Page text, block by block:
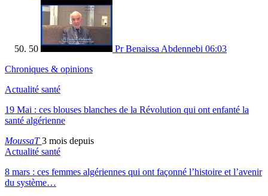
50 Pr Benaissa Abdennebi 06:03
Chroniques & opinions
Actualité santé
19 Mai : ces blouses blanches de la Révolution qui ont enfanté la
santé algérienne
MoussaT3 mois depuis
Actualité santé
8 mars : ces femmes algériennes qui ont façonné l’histoire et l’avenir
du système…